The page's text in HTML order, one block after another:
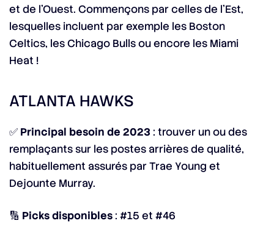
et de l’Ouest. Commençons par celles de l’Est,
lesquelles incluent par exemple les Boston
Celtics, les Chicago Bulls ou encore les Miami
Heat !
ATLANTA HAWKS
✅ Principal besoin de 2023 : trouver un ou des
remplaçants sur les postes arrières de qualité,
habituellement assurés par Trae Young et
Dejounte Murray.
🔢 Picks disponibles: #15 et #46